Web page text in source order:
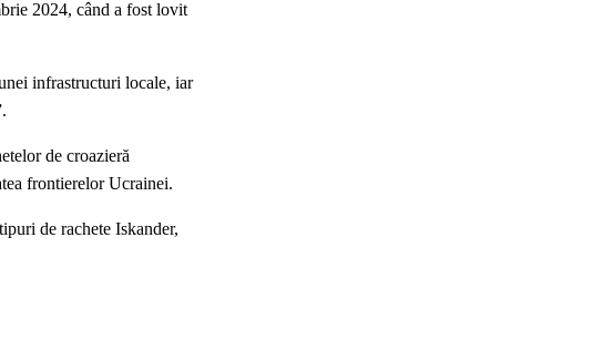
2024, când a fost lovit
infrastructuri locale, iar
de croazieră
frontierelor Ucrainei.
de rachete Iskander,